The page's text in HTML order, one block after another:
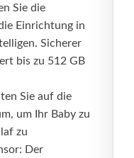
Sie die
Einrichtung in
Sicherer
bis zu 512 GB
Sie auf die
um Ihr Baby zu
zu
Der